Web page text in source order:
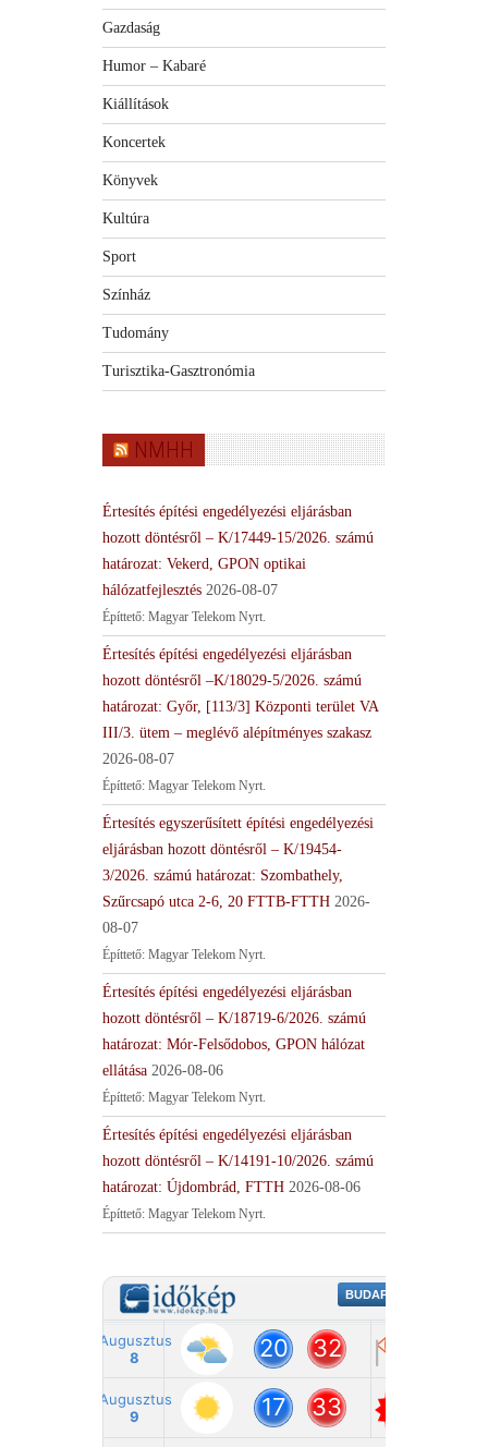
Gazdaság
Humor – Kabaré
Kiállítások
Koncertek
Könyvek
Kultúra
Sport
Színház
Tudomány
Turisztika-Gasztronómia
NMHH
Értesítés építési engedélyezési eljárásban
hozott döntésről – K/17449-15/2026. számú
határozat: Vekerd, GPON optikai
hálózatfejlesztés 2026-08-07
Építtető: Magyar Telekom Nyrt.
Értesítés építési engedélyezési eljárásban
hozott döntésről –K/18029-5/2026. számú
határozat: Győr, [113/3] Központi terület VA
III/3. ütem – meglévő alépítményes szakasz
2026-08-07
Építtető: Magyar Telekom Nyrt.
Értesítés egyszerűsített építési engedélyezési
eljárásban hozott döntésről – K/19454-
3/2026. számú határozat: Szombathely,
Szűrcsapó utca 2-6, 20 FTTB-FTTH 2026-
08-07
Építtető: Magyar Telekom Nyrt.
Értesítés építési engedélyezési eljárásban
hozott döntésről – K/18719-6/2026. számú
határozat: Mór-Felsődobos, GPON hálózat
ellátása 2026-08-06
Építtető: Magyar Telekom Nyrt.
Értesítés építési engedélyezési eljárásban
hozott döntésről – K/14191-10/2026. számú
határozat: Újdombrád, FTTH 2026-08-06
Építtető: Magyar Telekom Nyrt.